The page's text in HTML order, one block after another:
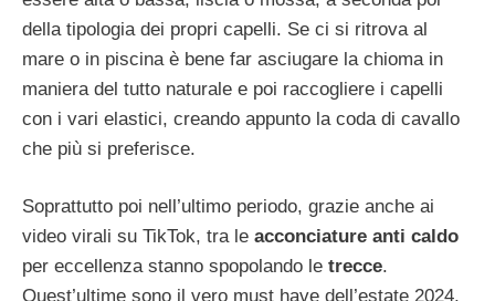
della tipologia dei propri capelli. Se ci si ritrova al
mare o in piscina è bene far asciugare la chioma in
maniera del tutto naturale e poi raccogliere i capelli
con i vari elastici, creando appunto la coda di cavallo
che più si preferisce.
Soprattutto poi nell’ultimo periodo, grazie anche ai
video virali su TikTok, tra le acconciature anti caldo
per eccellenza stanno spopolando le trecce.
Quest’ultime sono il vero must have dell’estate 2024,